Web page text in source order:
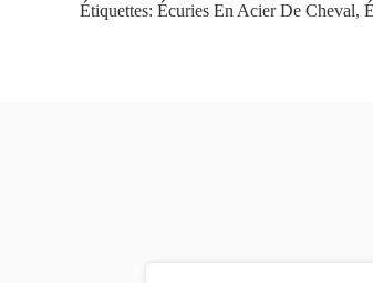
Étiquettes: Écuries En Acier De Cheval,